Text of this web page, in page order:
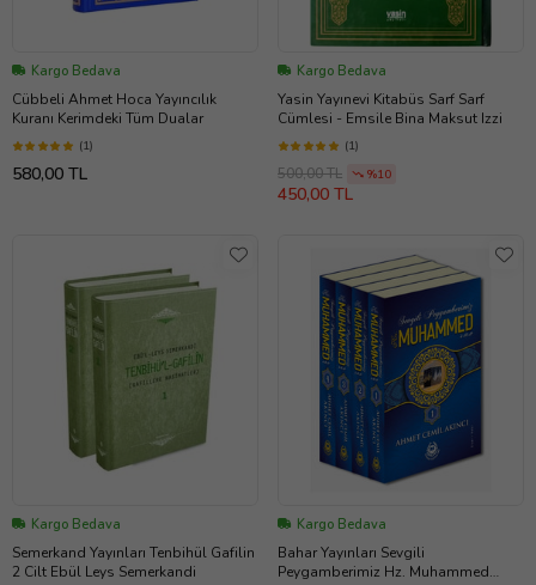
Kargo Bedava
Cübbeli Ahmet Hoca Yayıncılık
Kuranı Kerimdeki Tüm Dualar
(1)
580,00 TL
Kargo Bedava
Yasin Yayınevi Kitabüs Sarf Sarf
Cümlesi - Emsile Bina Maksut Izzi
(1)
500,00 TL %10
450,00 TL
Kargo Bedava
Semerkand Yayınları Tenbihül Gafilin
2 Cilt Ebül Leys Semerkandi
Kargo Bedava
Bahar Yayınları Sevgili
Peygamberimiz Hz. Muhammed